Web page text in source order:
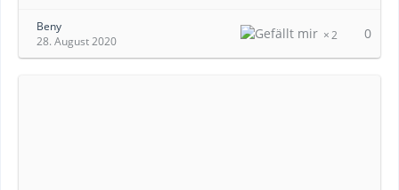
Beny
28. August 2020
2 0